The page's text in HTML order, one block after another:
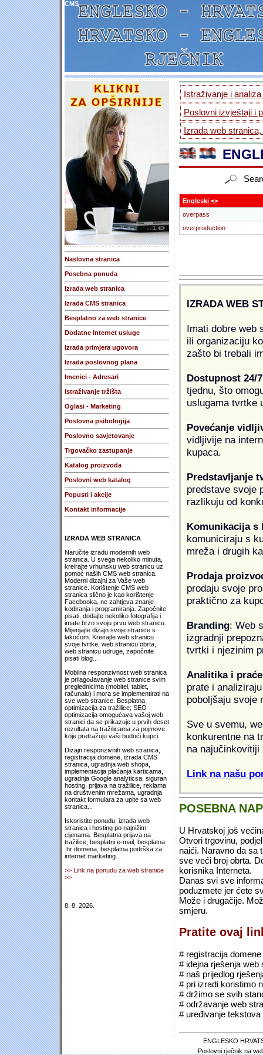
CMS
Naslovna stranica
Posebna ponuda
Izrada web stranica
Izrada CMS stranica
Besplatno za web stranice
Dodatne Internet usluge
Izrada primjera ugovora
Izrada poslovnog plana
Imenici - Adresari
Istraživanje tržišta
Oglasi - Marketing
Poslovna psihologija
Poslovno savjetovanje
Trgovačko zastupanje
Katalog proizvoda
Poslovni web katalog
Popusti i akcije
Kontakt informacije
IZRADA WEB STRANICA
Naručite izradu modernih web
stranica. U svega nekoliko minuta,
kreirajte vrhunsku web stranicu uz
pomoć naših CMS web stranica.
Moderni dizajni za Vaše web
stranice. Korištenje CMS web
stranica slično je kao korištenje
Facebooka, ne zahtjeva znanje
kodiranja i programiranja. Započnite
pisati, dodajte nekoliko fotografija i
imate brzo svoju prvu web stranicu.
Mijenjajte dizajn svoje stranice s
lakoćom. Kreirajte web stranicu
svoje tvrtke, web stranicu obrta,
web stranicu udruge, započnite
pisati blog...
Mobilna responzivnost web stranica
je prilagođavanje web stranice svim
preglednicima (mobitel, tablet,
računalo) i mora se implementirati na
sve web stranice. Besplatna
optimizacija za tražilice; SEO
optimizacija omogućava vašoj web
stranici da se prikazuje u prvih deset
rezultata na tražilicama za pojmove
koje pretražuju vaši budući kupci.
Dizajn responzivnih web stranica,
registracija domene, izrada CMS
stranica, ugradnja web shopa,
implementacija plaćanja karticama,
ugradnja Google analyticsa, siguran
hosting, prijava na tražilice, reklama
na društvenim mrežama, ugradnja
kontakt formulara za upite sa web
stranica...
Iskoristite ponudu: izrada web
stranica i hosting po najnižim
cijenama. Besplatna prijava na
tražilice, besplatni e-mail, besplatna
.hr domena, besplatna podrška za
internet marketing...
>> Link na ponudu za web stranice
>>
8. 8. 2026.
Istraživanje i
Poslovni izvještaji i
Izrada web
Engleski <>
overpass
overproduction
IZRADA WEB
Imati dobre web
ili organizaciju
zašto bi trebali
Dostupnost 24/7
tjednu, što
uslugama tvrtke
Povećanje
vidljivije na
kupaca.
Predstavljanje
predstave svoje
razlikuju od
Komunikacija s
komuniciraju s
mreža i drugih
Prodaja
prodaju svoje
praktično za
Branding: Web
izgradnji
tvrtki i njezinim
Analitika i
prate i
poboljšaju svoje
Sve u svemu,
konkurentne na
na najučinkovitiji
Link na našu
POSEBNA
U Hrvatskoj još
Otvori trgovinu,
naići. Naravno da sa
sve veći broj obrta.
korisnika Interneta.
Danas svi sve
poduzmete jer ćete
Može i drugačije.
smjeru.
Pratite ovaj
# registracija
# idejna rješenja web
# naš prijedlog
# pri izradi koristimo
# držimo se svih
# održavanje web
# uređivanje
ENGLESKO
Poslovni rječnik na